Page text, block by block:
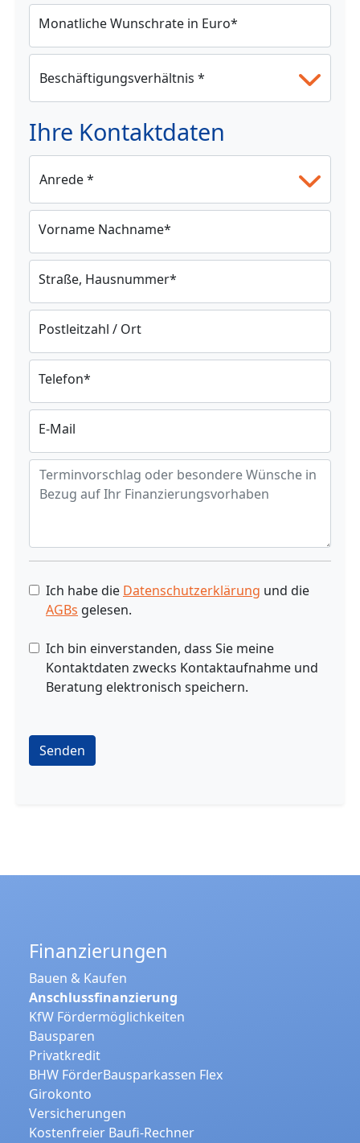
Monatliche Wunschrate in Euro*
Ihre Kontaktdaten
Vorname Nachname*
Straße, Hausnummer*
Postleitzahl / Ort
Telefon*
E-Mail
Ich habe die Datenschutzerklärung und die
AGBs gelesen.
Ich bin einverstanden, dass Sie meine
Kontaktdaten zwecks Kontaktaufnahme und
Beratung elektronisch speichern.
Senden
Finanzierungen
Bauen & Kaufen
Anschlussfinanzierung
KfW Fördermöglichkeiten
Bausparen
Privatkredit
BHW FörderBausparkassen Flex
Girokonto
Versicherungen
Kostenfreier Baufi-Rechner